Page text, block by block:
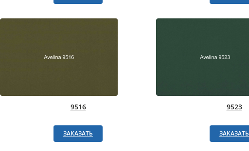
9516
ЗАКАЗАТЬ
9523
ЗАКАЗАТЬ